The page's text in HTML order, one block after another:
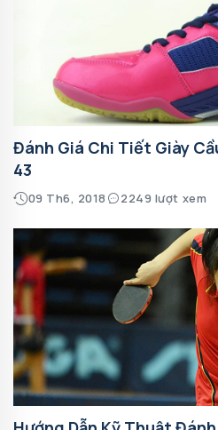
Đánh Giá Chi Tiết Giày
43
09 Th6, 2018 2249 lượt xem